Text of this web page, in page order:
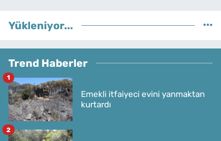
Yükleniyor...
Trend Haberler
Emekli itfaiyeci evini yanmaktan
kurtardı
1
2